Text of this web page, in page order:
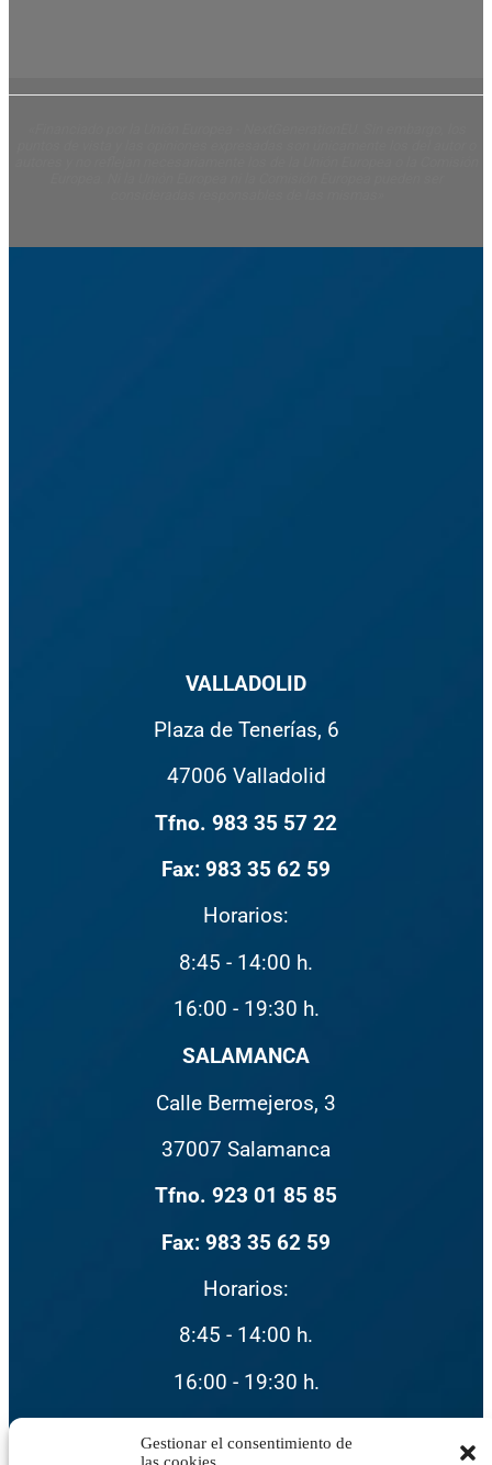
Gestionar el consentimiento de
VALLADOLID
Plaza de Tenerías, 6
47006 Valladolid
Tfno. 983 35 57 22
Fax: 983 35 62 59
Horarios:
8:45 - 14:00 h.
16:00 - 19:30 h.
SALAMANCA
Calle Bermejeros, 3
37007 Salamanca
Tfno. 923 01 85 85
Fax: 983 35 62 59
Horarios:
8:45 - 14:00 h.
16:00 - 19:30 h.
Instagram